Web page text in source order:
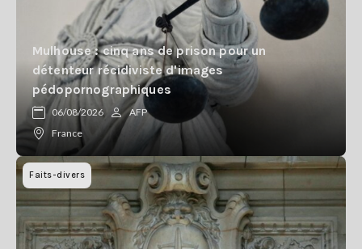
Mulhouse : cinq ans de prison pour un
détenteur récidiviste d'images
pédopornographiques
06/08/2026
AFP
France
Faits-divers